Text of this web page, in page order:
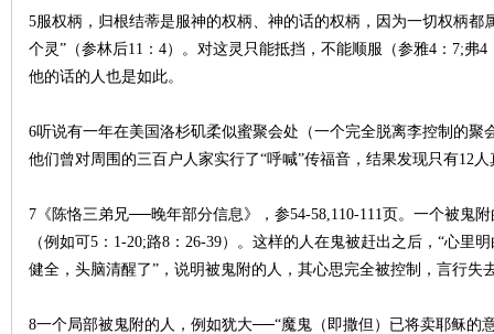
5服权柄，归根结蒂是服神的权柄、神的话的权柄，因为一切权柄都
个灵”（参林后11：4）。对这灵只能抵挡，不能顺服（参雅4：7;弗
他的话的人也是如此。
6听说有一年在美国洛杉矶柔似蜜聚会处（一个完全脱离李控制的聚
他们曾对周围的三百户人家实行了“呼喊”传福音，结果发现只有12
7《陈恪三弟兄──晚年部分信息》，参54-58,110-111页。一个被鬼
（例如可5：1-20;路8：26-39）。这样的人在鬼被赶出之后，“心里
健全，头脑清醒了”，说明被鬼附的人，其心思完全被控制，言行失
8一个局部被鬼附的人，例如犹大──“魔鬼 （即撒但）已将卖耶稣的